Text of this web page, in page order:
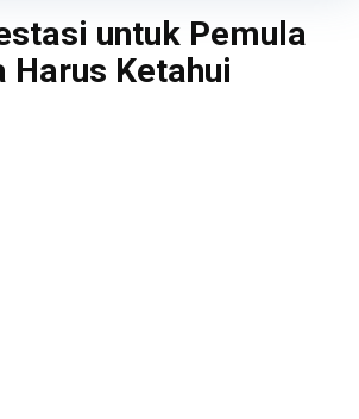
untuk Pemula
Harus Ketahui